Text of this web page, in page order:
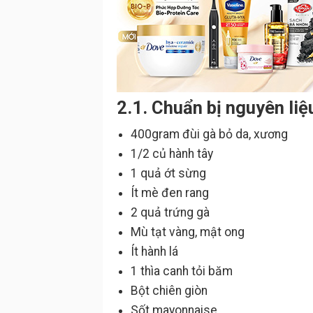
2.1. Chuẩn bị nguyên
400gram đùi gà bỏ da, xương
1/2 củ hành tây
1 quả ớt sừng
Ít mè đen rang
2 quả trứng gà
Mù tạt vàng, mật ong
Ít hành lá
1 thìa canh tỏi băm
Bột chiên giòn
Sốt mayonnaise